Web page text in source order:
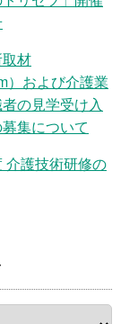
材
）および介護業
の見学受け入
集について
介護技術研修の